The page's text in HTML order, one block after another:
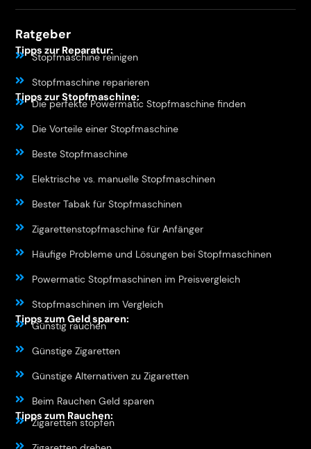
Ratgeber
Tipps zur Reparatur:
Stopfmaschine reinigen
Stopfmaschine reparieren
Tipps zur Stopfmaschine:
Die perfekte Powermatic Stopfmaschine finden
Die Vorteile einer Stopfmaschine
Beste Stopfmaschine
Elektrische vs. manuelle Stopfmaschinen
Bester Tabak für Stopfmaschinen
Zigarettenstopfmaschine für Anfänger
Häufige Probleme und Lösungen bei Stopfmaschinen
Powermatic Stopfmaschinen im Preisvergleich
Stopfmaschinen im Vergleich
Tipps zum Geld sparen:
Günstig rauchen
Günstige Zigaretten
Günstige Alternativen zu Zigaretten
Beim Rauchen Geld sparen
Tipps zum Rauchen:
Zigaretten stopfen